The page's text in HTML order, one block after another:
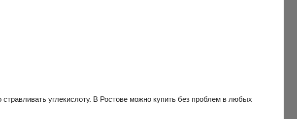
углекислоту. В Ростове можно купить без проблем в любых